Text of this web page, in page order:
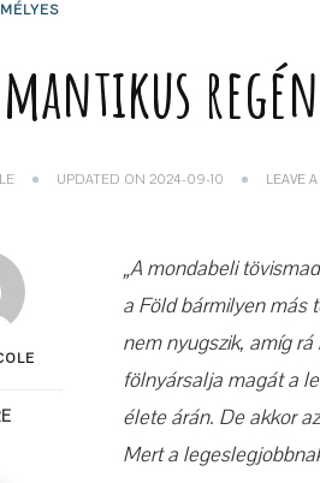
UPDATED ON 2024-09-10 LEAVE
„A mondabeli
a Föld bármilyen más
nem nyugszik, amíg
fölnyársalja magát a
élete árán. De akkor
Mert a